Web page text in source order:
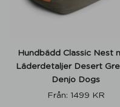
Hundbädd Classic Nest
Läderdetaljer Desert
Denjo Dogs
Från: 1499 KR